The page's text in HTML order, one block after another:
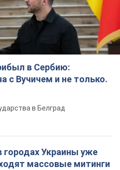
в Сербию:
с Вучичем и не только.
в Белград
городах Украины уже
массовые митинги